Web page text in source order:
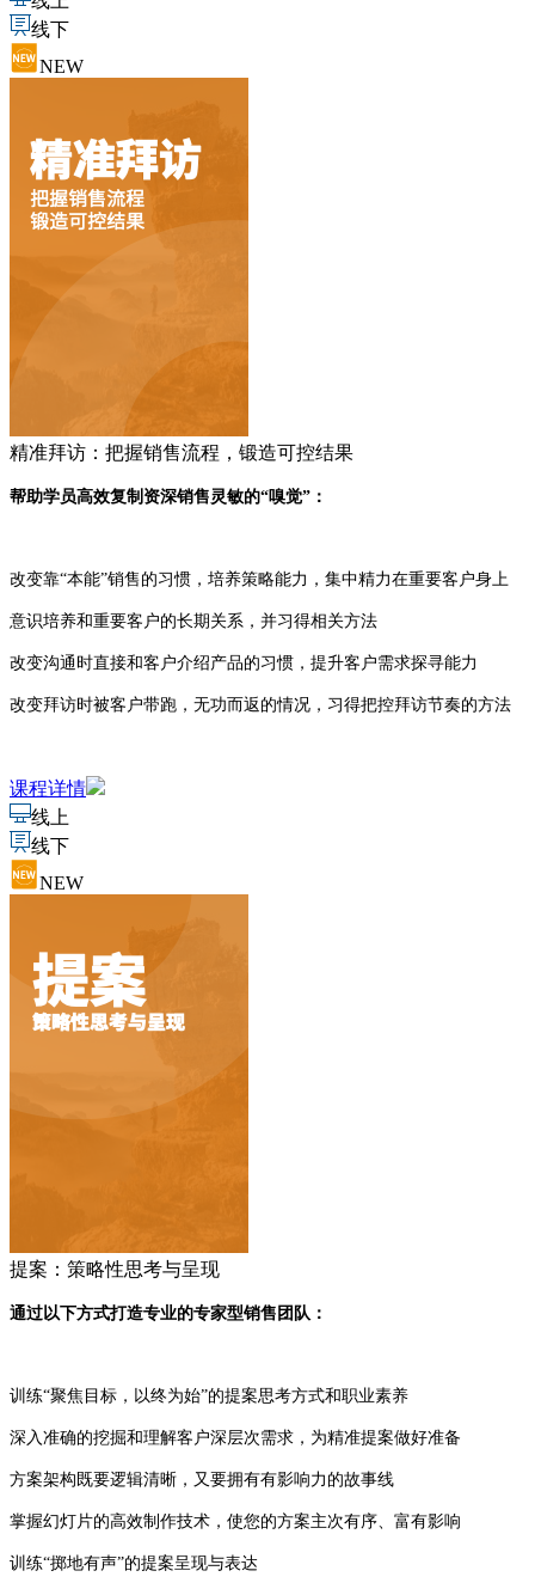
线下
NEW
精准拜访：把握销售流程，锻造可控结果
帮助学员高效复制资深销售灵敏的“嗅觉”：
改变靠“本能”销售的习惯，培养策略能力，集中精力在重要客户身上
意识培养和重要客户的长期关系，并习得相关方法
改变沟通时直接和客户介绍产品的习惯，提升客户需求探寻能力
改变拜访时被客户带跑，无功而返的情况，习得把控拜访节奏的方法
课程详情
线上
线下
NEW
提案：策略性思考与呈现
通过以下方式打造专业的专家型销售团队：
训练“聚焦目标，以终为始”的提案思考方式和职业素养
深入准确的挖掘和理解客户深层次需求，为精准提案做好准备
方案架构既要逻辑清晰，又要拥有有影响力的故事线
掌握幻灯片的高效制作技术，使您的方案主次有序、富有影响
训练“掷地有声”的提案呈现与表达